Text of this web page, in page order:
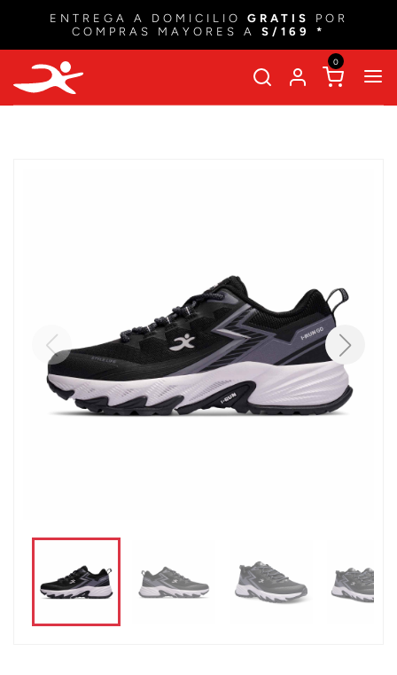
ENTREGA A DOMICILIO GRATIS
POR
COMPRAS MAYORES A S/169 *
0